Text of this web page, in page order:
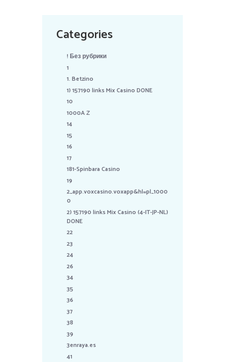
Categories
! Без рубрики
1
1. Betzino
1) 157190 links Mix Casino DONE
10
1000A Z
14
15
16
17
181-Spinbara Casino
19
2_app.voxcasino.voxapp&hl=pl_1000
0
2) 157190 links Mix Casino (4-IT-JP-NL)
DONE
22
23
24
26
34
35
36
37
38
39
3enraya.es
41